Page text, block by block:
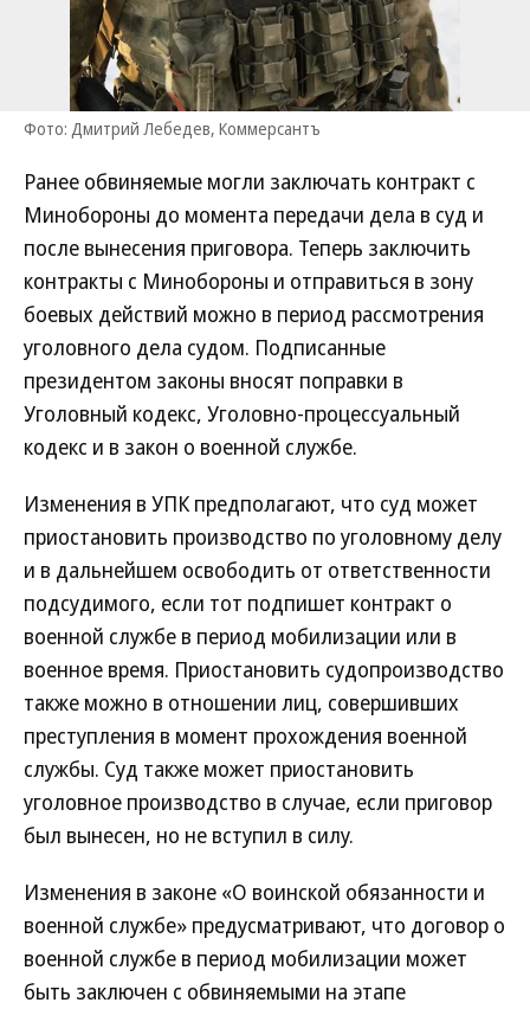
Фото: Дмитрий Лебедев, Коммерсантъ
Ранее обвиняемые могли заключать контракт с
Минобороны до момента передачи дела в суд и
после вынесения приговора. Теперь заключить
контракты с Минобороны и отправиться в зону
боевых действий можно в период рассмотрения
уголовного дела судом. Подписанные
президентом законы вносят поправки в
Уголовный кодекс, Уголовно-процессуальный
кодекс и в закон о военной службе.
Изменения в УПК предполагают, что суд может
приостановить производство по уголовному делу
и в дальнейшем освободить от ответственности
подсудимого, если тот подпишет контракт о
военной службе в период мобилизации или в
военное время. Приостановить судопроизводство
также можно в отношении лиц, совершивших
преступления в момент прохождения военной
службы. Суд также может приостановить
уголовное производство в случае, если приговор
был вынесен, но не вступил в силу.
Изменения в законе «О воинской обязанности и
военной службе» предусматривают, что договор о
военной службе в период мобилизации может
быть заключен с обвиняемыми на этапе